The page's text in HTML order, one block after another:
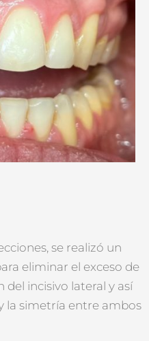
se realizó un
eliminar el exceso de
del incisivo lateral y así
la simetría entre ambos